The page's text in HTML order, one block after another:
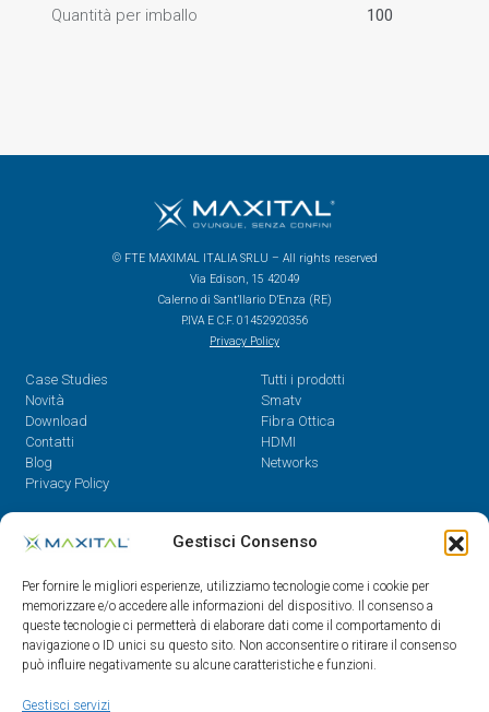
Gestisci Consenso
Per fornire le migliori esperienze, utilizziamo tecnologie come i cookie per
memorizzare e/o accedere alle informazioni del dispositivo. Il consenso a
queste tecnologie ci permetterà di elaborare dati come il comportamento di
navigazione o ID unici su questo sito. Non acconsentire o ritirare il consenso
può influire negativamente su alcune caratteristiche e funzioni.
Gestisci servizi
Quantità per imballo 100
© FTE MAXIMAL ITALIA SRLU – All rights reserved
Via Edison, 15 42049
Calerno di Sant’Ilario D’Enza (RE)
P.IVA E C.F. 01452920356
Privacy Policy
Case Studies
Novità
Download
Contatti
Blog
Privacy Policy
Tutti i prodotti
Smatv
Fibra Ottica
HDMI
Networks
Contatti
08.30 - 12.30 / 14 - 18
0522/909701
0522/909748